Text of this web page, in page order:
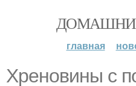
главная
Хреновины с